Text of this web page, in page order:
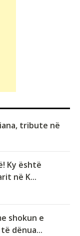
tribute në
Ky është
në K...
shokun e
dënua...